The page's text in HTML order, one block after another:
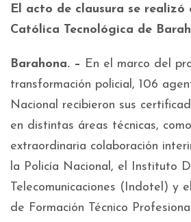
El acto de clausura se realizó
Católica Tecnológica de
Barahona. – En el marco del
transformación policial, 106
Nacional recibieron sus
en distintas áreas técnicas,
extraordinaria colaboración
la Policía Nacional, el Instituto
Telecomunicaciones (Indotel) y
de Formación Técnico